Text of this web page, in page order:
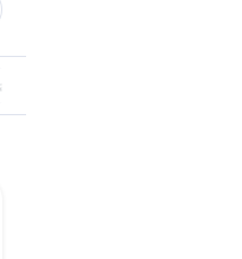
auto citroen c3 Emilia